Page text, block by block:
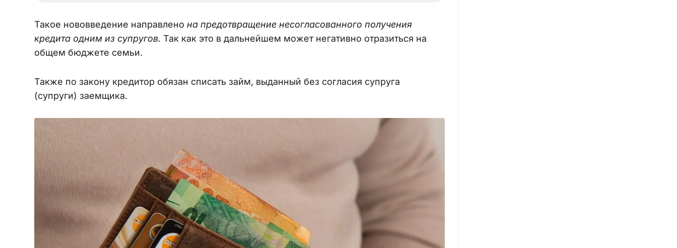
Такое нововведение направлено на предотвращение несогласованного получения
кредита одним из супругов. Так как это в дальнейшем может негативно отразиться на
общем бюджете семьи.
Также по закону кредитор обязан списать займ, выданный без согласия супруга
(супруги) заемщика.